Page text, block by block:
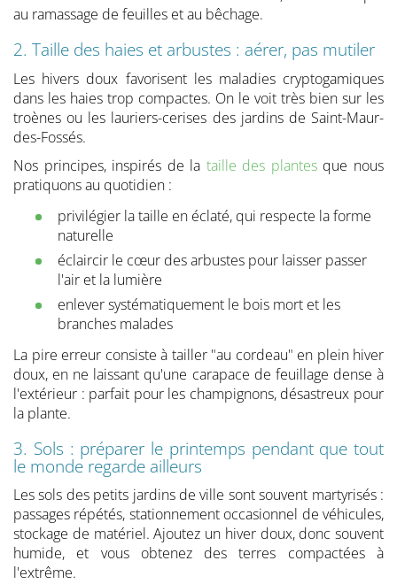
au ramassage de feuilles et au bêchage.
2. Taille des haies et arbustes : aérer, pas mutiler
Les hivers doux favorisent les maladies cryptogamiques
dans les haies trop compactes. On le voit très bien sur les
troènes ou les lauriers-cerises des jardins de Saint-Maur-
des-Fossés.
Nos principes, inspirés de la taille des plantesque nous
pratiquons au quotidien :
privilégier la taille en éclaté, qui respecte la forme
naturelle
éclaircir le cœur des arbustes pour laisser passer
l'air et la lumière
enlever systématiquement le bois mort et les
branches malades
La pire erreur consiste à tailler "au cordeau" en plein hiver
doux, en ne laissant qu'une carapace de feuillage dense à
l'extérieur : parfait pour les champignons, désastreux pour
la plante.
3. Sols : préparer le printemps pendant que tout
le monde regarde ailleurs
Les sols des petits jardins de ville sont souvent martyrisés :
passages répétés, stationnement occasionnel de véhicules,
stockage de matériel. Ajoutez un hiver doux, donc souvent
humide, et vous obtenez des terres compactées à
l'extrême.